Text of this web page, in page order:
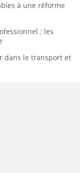
à une réforme
: les
dans le transport et